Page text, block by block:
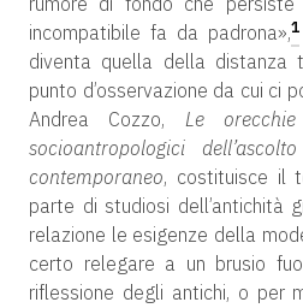
incompatibile fa da padrona»,1
diventa quella della
punto d’osservazione da cui ci
Andrea Cozzo, Le
socioantropologici
contemporaneo, costituisce il
parte di studiosi dell’antichità
relazione le esigenze della
certo relegare a un brusio
riflessione degli antichi, o per